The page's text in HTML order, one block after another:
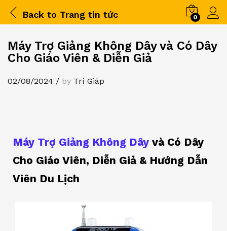
Back to Trang tin tức 0
Máy Trợ Giảng Không Dây và Có Dây
Cho Giáo Viên & Diễn Giả
02/08/2024 / by Trí Giáp
Máy Trợ Giảng Không Dây và Có Dây
Cho Giáo Viên, Diễn Giả & Hướng Dẫn
Viên Du Lịch